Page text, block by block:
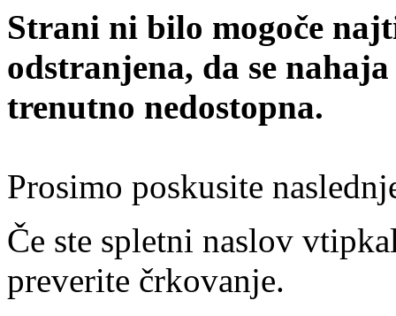
Strani ni bilo mogoče
odstranjena, da se
trenutno nedostopna.
Prosimo poskusite
Če ste spletni naslov
preverite črkovanje.